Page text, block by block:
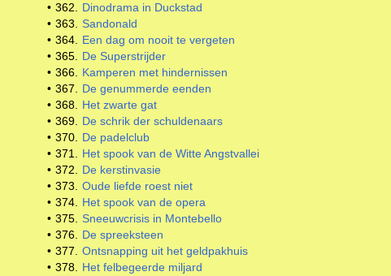
• 362.
Dinodrama in Duckstad
• 363.
Sandonald
• 364.
Een dag om nooit te vergeten
• 365.
De Superstrijder
• 366.
Kamperen met hindernissen
• 367.
De genummerde eenden
• 368.
Het zwarte gat
• 369.
De schrik der schuldenaars
• 370.
De padelclub
• 371.
Het spook van de Witte Angstvallei
• 372.
De kerstinvasie
• 373.
Oude liefde roest niet
• 374.
Het spook van de opera
• 375.
Sneeuwcrisis in Montebello
• 376.
De spreeksteen
• 377.
Ontsnapping uit het geldpakhuis
• 378.
Het felbegeerde miljard